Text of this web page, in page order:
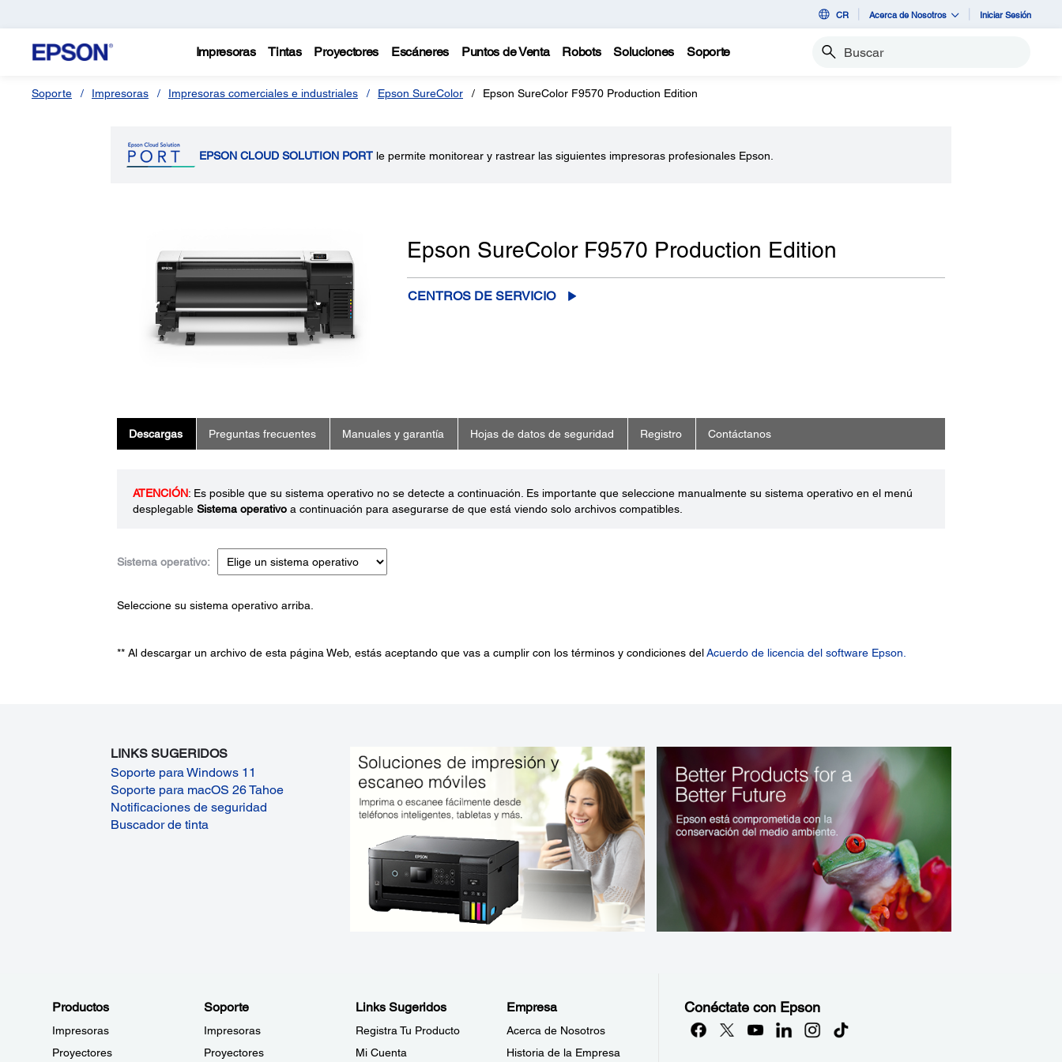
CR Acerca de Nosotros Iniciar Sesión
Impresoras Tintas Proyectores Escáneres Puntos de Venta Robots Soluciones Soporte Buscar
Soporte Impresoras Impresoras comerciales e industriales Epson SureColor Epson SureColor F9570 Production Edition
EPSON CLOUD SOLUTION PORT le permite monitorear y rastrear las siguientes impresoras profesionales Epson.
Epson SureColor F9570 Production Edition
CENTROS DE SERVICIO
Descargas Preguntas frecuentes Manuales y garantía Hojas de datos de seguridad Registro Contáctanos
ATENCIÓN: Es posible que su sistema operativo no se detecte a continuación. Es importante que seleccione manualmente su sistema operativo en el menú
desplegable Sistema operativoa continuación para asegurarse de que está viendo solo archivos compatibles.
Sistema operativo:
Seleccione su sistema operativo arriba.
** Al descargar un archivo de esta página Web, estás aceptando que vas a cumplir con los términos y condiciones delAcuerdo de licencia del software Epson.
LINKS SUGERIDOS
Soporte para Windows 11
Soporte para macOS 26 Tahoe
Notificaciones de seguridad
Buscador de tinta
Productos
Impresoras
Proyectores
Soporte
Impresoras
Proyectores
Links Sugeridos
Registra Tu Producto
Mi Cuenta
Empresa
Acerca de Nosotros
Historia de la Empresa
Conéctate con Epson